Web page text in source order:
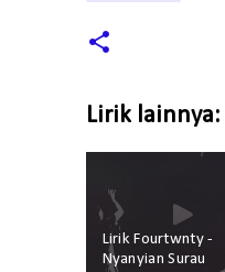
Lirik lainnya:
Lirik Fourtwnty -
Nyanyian Surau